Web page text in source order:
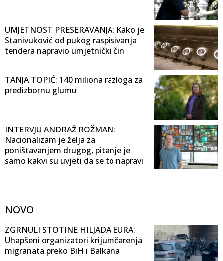
UMJETNOST PRESERAVANJA: Kako je
Stanivuković od pukog raspisivanja
tendera napravio umjetnički čin
TANJA TOPIĆ: 140 miliona razloga za
predizbornu glumu
INTERVJU ANDRAŽ ROŽMAN:
Nacionalizam je želja za
poništavanjem drugog, pitanje je
samo kakvi su uvjeti da se to napravi
NOVO
ZGRNULI STOTINE HILJADA EURA:
Uhapšeni organizatori krijumčarenja
migranata preko BiH i Balkana